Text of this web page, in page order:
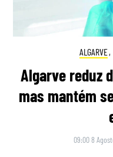
ALGARVE,
Algarve reduz
mas mantém
09:00 8